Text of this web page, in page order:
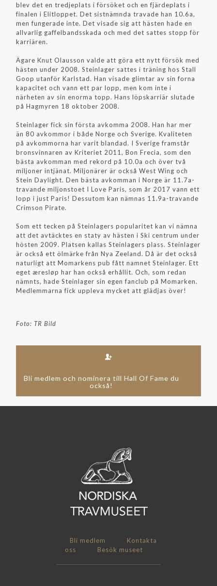
blev det en tredjeplats i försöket och en fjärdeplats i
finalen i Elitloppet. Det sistnämnda travade han 10.6a,
men fungerade inte. Det visade sig att hästen hade en
allvarlig gaffelbandsskada och med det sattes stopp för
karriären.
Ägare Knut Olausson valde att göra ett nytt försök med
hästen under 2008. Steinlager sattes i träning hos Stall
Goop utanför Karlstad. Han visade glimtar av sin forna
kapacitet och vann ett par lopp, men kom inte i
närheten av sin enorma topp. Hans löpskarriär slutade
på Hagmyren 18 oktober 2008.
Steinlager fick sin första avkomma 2008. Han har mer
än 80 avkommor i både Norge och Sverige. Kvaliteten
på avkommorna har varit blandad. I Sverige framstår
bronsvinnaren av Kriteriet 2011, Bon Frecia, som den
bästa avkomman med rekord på 10.0a och över två
miljoner intjänat. Miljonärer är också West Wing och
Stein Daylight. Den bästa avkomman i Norge är 11.7a-
travande miljonstoet I Love Paris, som år 2017 vann ett
lopp i just Paris! Dessutom kan nämnas 11.9a-travande
Crimson Pirate.
Som ett tecken på Steinlagers popularitet kan vi nämna
att det avtäcktes en staty av hästen i Ski centrum under
hösten 2009. Platsen kallas Steinlagers plass. Steinlager
är också ett ölmärke från Nya Zeeland. Då är det också
naturligt att Momarkens pub fått namnet Steinlager. Ett
eget æresløp har han också erhållit. Och, som redan
nämnts, hade Steinlager sin egen fanclub på Momarken.
Medlemmarna fick uppleva mycket att glädjas över!
Foto: TR Bild
Bli medlem och nominera till Hall Of Fame du
också!
Bli medlem
Kontakta
oss
Besök museet